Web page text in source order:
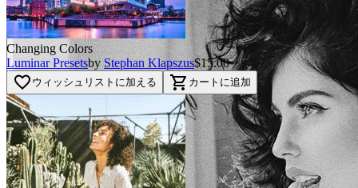
Changing Colors
Luminar Presetsby Stephan Klapszus$15.00
favorite_border ウィッシュリストに加える shopping_cart カートに追加